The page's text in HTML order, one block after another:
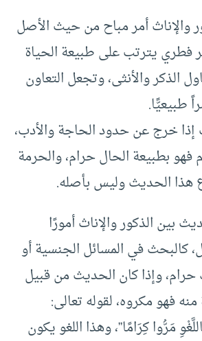
والإناث أمر مباح من حيث الأصل
فطري يترتب على طبيعة الحياة
الذكر والأنثى، وتجعل التعاون
طبيعيًّا.
إذا خرج عن حدود الحاجة والأدب،
فهو بطبيعة الحال حرام، والحرمة
هذا الحديث وليس بأصله.
بين الذكور والإناث أمورًا
كالبحث في المسائل الجنسية أو
وإذا كان الحديث من قبيل
منه فهو مكروه، لقوله تعالى:
مَرُّوا كِرَامًا”، وهذا اللغو يكون